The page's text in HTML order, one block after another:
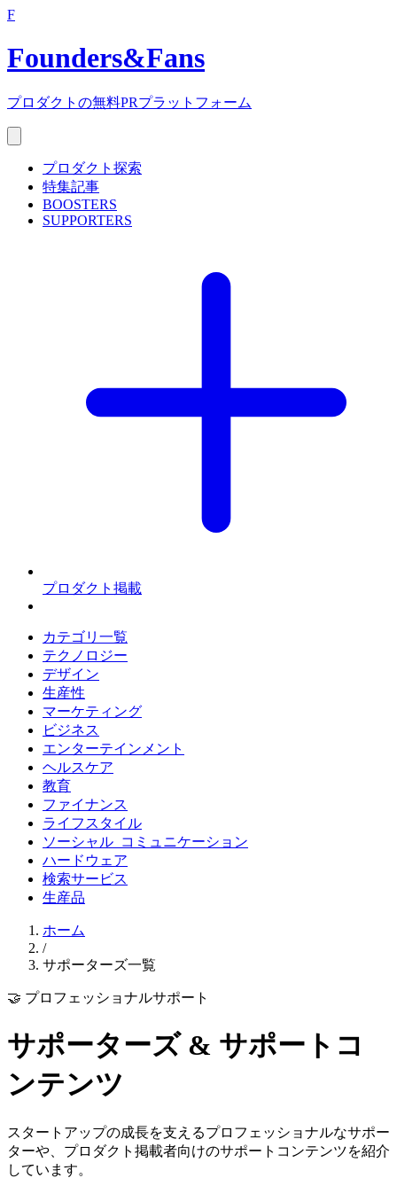
F
Founders&Fans
プロダクトの無料PRプラットフォーム
プロダクト探索
特集記事
BOOSTERS
SUPPORTERS
プロダクト掲載
カテゴリ一覧
テクノロジー
デザイン
生産性
マーケティング
ビジネス
エンターテインメント
ヘルスケア
教育
ファイナンス
ライフスタイル
ソーシャル_コミュニケーション
ハードウェア
検索サービス
生産品
ホーム
/
サポーターズ一覧
🤝 プロフェッショナルサポート
サポーターズ & サポートコ
ンテンツ
スタートアップの成長を支えるプロフェッショナルなサポー
ターや、プロダクト掲載者向けのサポートコンテンツを紹介
しています。